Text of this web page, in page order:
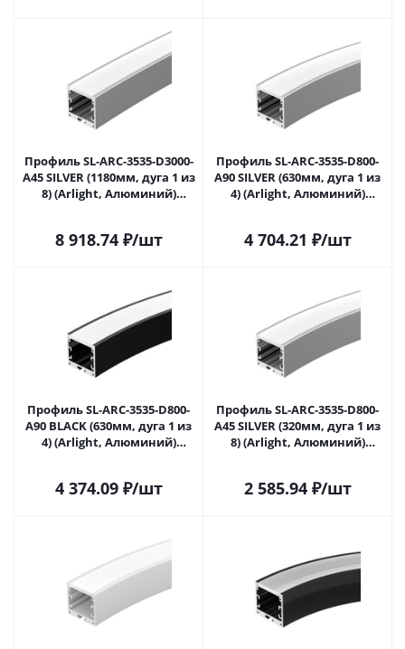
Профиль SL-ARC-3535-D3000-
A45 SILVER (1180мм, дуга 1 из
8) (Arlight, Алюминий)
8 918.74₽/шт
Профиль SL-ARC-3535-D800-
A90 SILVER (630мм, дуга 1 из
4) (Arlight, Алюминий)
4 704.21 ₽/шт
Профиль SL-ARC-3535-D800-
A90 BLACK (630мм, дуга 1 из
4) (Arlight, Алюминий)
4 374.09₽/шт
Профиль SL-ARC-3535-D800-
A45 SILVER (320мм, дуга 1 из
8) (Arlight, Алюминий)
2 585.94₽/шт